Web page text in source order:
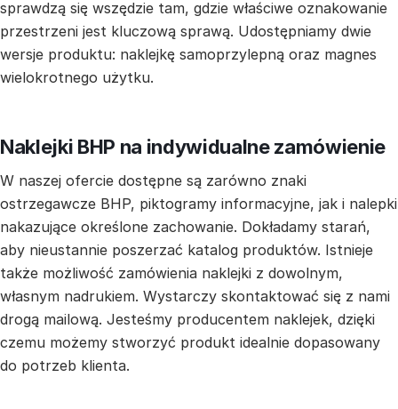
sprawdzą się wszędzie tam, gdzie właściwe oznakowanie
przestrzeni jest kluczową sprawą. Udostępniamy dwie
wersje produktu: naklejkę samoprzylepną oraz magnes
wielokrotnego użytku.
Naklejki BHP na indywidualne zamówienie
W naszej ofercie dostępne są zarówno znaki
ostrzegawcze BHP, piktogramy informacyjne, jak i nalepki
nakazujące określone zachowanie. Dokładamy starań,
aby nieustannie poszerzać katalog produktów. Istnieje
także możliwość zamówienia naklejki z dowolnym,
własnym nadrukiem. Wystarczy skontaktować się z nami
drogą mailową. Jesteśmy producentem naklejek, dzięki
czemu możemy stworzyć produkt idealnie dopasowany
do potrzeb klienta.